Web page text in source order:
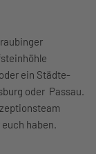
ein Städte-
oder Passau.
haben.